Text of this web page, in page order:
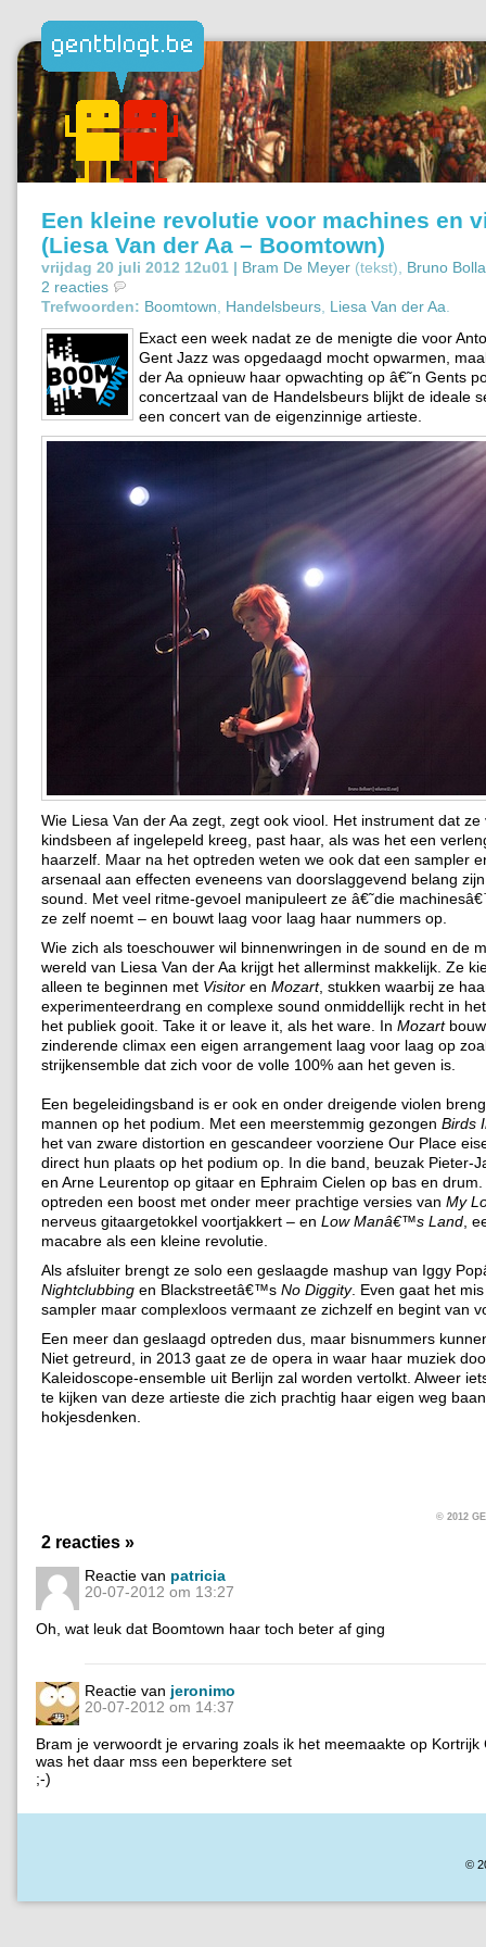
Een kleine revolutie voor machines en
(Liesa Van der Aa – Boomtown)
vrijdag 20 juli 2012 12u01 | Bram De Meyer (tekst), Bruno
2 reacties
Trefwoorden: Boomtown Handelsbeurs Liesa Van der Aa
Exact een week nadat ze de menigte die voor
Gent Jazz was opgedaagd mocht opwarmen,
der Aa opnieuw haar opwachting op â€˜n Gents
concertzaal van de Handelsbeurs blijkt de ideale
een concert van de eigenzinnige artieste.
Wie Liesa Van der Aa zegt, zegt ook viool. Het instrument dat ze
kindsbeen af ingelepeld kreeg, past haar, als was het een
haarzelf. Maar na het optreden weten we ook dat een sampler
arsenaal aan effecten eveneens van doorslaggevend belang
sound. Met veel ritme-gevoel manipuleert ze â€˜die
ze zelf noemt – en bouwt laag voor laag haar nummers op.
Wie zich als toeschouwer wil binnenwringen in de sound en de
wereld van Liesa Van der Aa krijgt het allerminst makkelijk. Ze
alleen te beginnen met Visitor en Mozart, stukken waarbij ze
experimenteerdrang en complexe sound onmiddellijk recht in
het publiek gooit. Take it or leave it, als het ware. In Mozart
zinderende climax een eigen arrangement laag voor laag op
strijkensemble dat zich voor de volle 100% aan het geven is.
Een begeleidingsband is er ook en onder dreigende violen
mannen op het podium. Met een meerstemmig gezongen Birds
het van zware distortion en gescandeer voorziene Our Place
direct hun plaats op het podium op. In die band, beuzak Pieter-
en Arne Leurentop op gitaar en Ephraim Cielen op bas en
optreden een boost met onder meer prachtige versies van My
nerveus gitaargetokkel voortjakkert – en Low Manâ€™s Land ,
macabre als een kleine revolutie.
Als afsluiter brengt ze solo een geslaagde mashup van Iggy
Nightclubbing en Blackstreetâ€™s No Diggity. Even gaat het
sampler maar complexloos vermaant ze zichzelf en begint van
Een meer dan geslaagd optreden dus, maar bisnummers
Niet getreurd, in 2013 gaat ze de opera in waar haar muziek
Kaleidoscope-ensemble uit Berlijn zal worden vertolkt. Alweer
te kijken van deze artieste die zich prachtig haar eigen weg
hokjesdenken.
© 2012
2 reacties »
Reactie van patricia
20-07-2012 om 13:27
Oh, wat leuk dat Boomtown haar toch beter af ging
Reactie van jeronimo
20-07-2012 om 14:37
Bram je verwoordt je ervaring zoals ik het meemaakte op Kortrijk
was het daar mss een beperktere set
;-)
©